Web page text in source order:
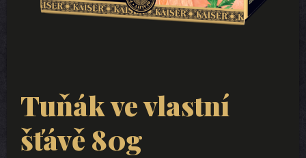
Tuňák ve vlastní
šťávě 80g